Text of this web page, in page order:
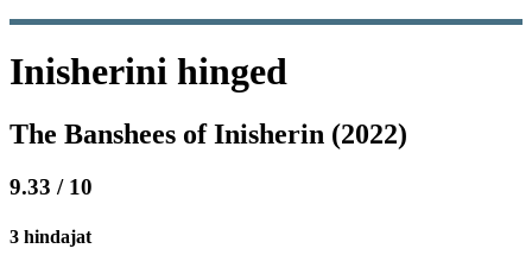
Inisherini hinged
The Banshees of Inisherin (2022)
9.33 / 10
3 hindajat